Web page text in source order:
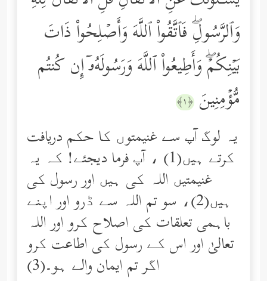
وَٱلرَّسُولِۖ فَٱتَّقُواْ ٱللَّهَ وَأَصۡلِحُواْ ذَاتَ
بَیۡنِكُمۡۖ وَأَطِیعُواْ ٱللَّهَ وَرَسُولَهُۥۤ إِن كُنتُم
مُّؤۡمِنِینَ ﴿١﴾
یہ لوگ آپ سے غنیمتوں کا حکم دریافت
کرتے ہیں(1) ، آپ فرما دیجئے! کہ یہ
غنیمتیں اللہ کی ہیں اور رسول کی
ہیں(2)، سو تم اللہ سے ڈرو اور اپنے
باہمی تعلقات کی اصلاح کرو اور اللہ
تعالیٰ اور اس کے رسول کی اطاعت کرو
اگر تم ایمان والے ہو۔(3)